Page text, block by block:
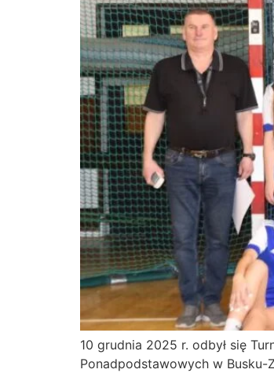
10 grudnia 2025 r. odbył się
Ponadpodstawowych w